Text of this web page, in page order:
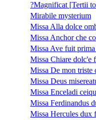
?Magnificat [Tertii
Mirabile mysterium
Missa Alla dolce
Missa Anchor che
Missa Ave fuit prima
Missa Chiare dolc'e
Missa De mon triste
Missa Deus
Missa Enceladi
Missa Ferdinandus
Missa Hercules dux